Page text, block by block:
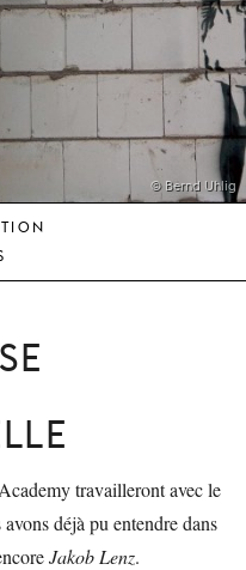
© Bernd Uhlig
travailleront avec le
déjà pu entendre dans
Jakob Lenz.